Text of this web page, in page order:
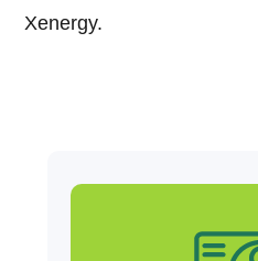
Xenergy.